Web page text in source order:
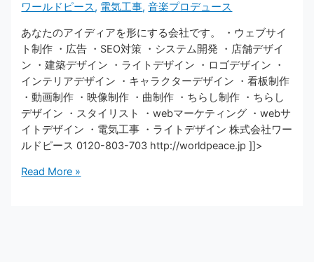
ワールドピース, 電気工事,音楽プロデュース
あなたのアイディアを形にする会社です。 ・ウェブサイ
ト制作 ・広告 ・SEO対策 ・システム開発 ・店舗デザイ
ン ・建築デザイン ・ライトデザイン ・ロゴデザイン ・
インテリアデザイン ・キャラクターデザイン ・看板制作
・動画制作 ・映像制作 ・曲制作 ・ちらし制作 ・ちらし
デザイン ・スタイリスト ・webマーケティング ・webサ
イトデザイン ・電気工事 ・ライトデザイン 株式会社ワー
ルドピース 0120-803-703 http://worldpeace.jp ]]>
Read More »